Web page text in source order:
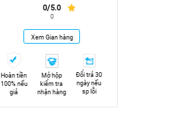
0/5.0
0
Xem Gian hàng
Hoàn tiền
100% nếu
giả
Mở hộp
kiểm tra
nhận hàng
Đổi trả 30
ngày nếu
sp lỗi